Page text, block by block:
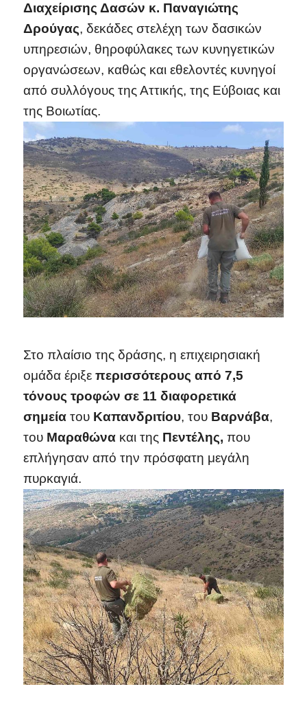
Διαχείρισης Δασών κ. Παναγιώτης
Δρούγας, δεκάδες στελέχη των δασικών
υπηρεσιών, θηροφύλακες των κυνηγετικών
οργανώσεων, καθώς και εθελοντές κυνηγοί
από συλλόγους της Αττικής, της Εύβοιας και
της Βοιωτίας.
Στο πλαίσιο της δράσης, η επιχειρησιακή
ομάδα έριξε περισσότερους από 7,5
τόνους τροφών σε 11 διαφορετικά
σημείατου Καπανδριτίου, του Βαρνάβα,
του Μαραθώνακαι της Πεντέλης, που
επλήγησαν από την πρόσφατη μεγάλη
πυρκαγιά.